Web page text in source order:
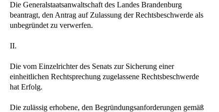
Die Generalstaatsanwaltschaft des Landes Brandenburg
beantragt, den Antrag auf Zulassung der Rechtsbeschwerde als
unbegründet zu verwerfen.
II.
Die vom Einzelrichter des Senats zur Sicherung einer
einheitlichen Rechtsprechung zugelassene Rechtsbeschwerde
hat Erfolg.
Die zulässig erhobene, den Begründungsanforderungen gemäß